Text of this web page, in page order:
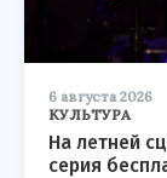
6 августа 2026
КУЛЬТУРА
На летней
серия